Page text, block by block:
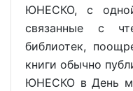
ЮНЕСКО, с
связанные с
библиотек,
книги обычно
ЮНЕСКО в День